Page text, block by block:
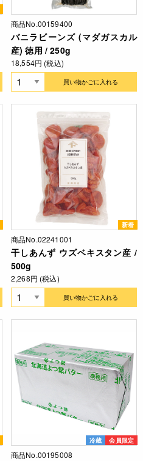
商品No.00159400
バニラビーンズ (マダガスカル
産) 徳用 / 250g
18,554円 (税込)
買い物かごに入れる
新着
商品No.02241001
干しあんず ウズベキスタン産 /
500g
2,268円 (税込)
買い物かごに入れる
冷蔵 会員限定
商品No.00195008